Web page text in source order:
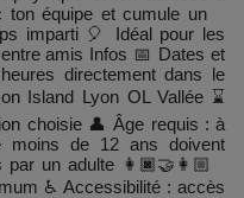
ton équipe et cumule un
imparti 🎈 Idéal pour les
amis Infos 📅 Dates et
directement dans le
Island Lyon OL Vallée ⌛
choisie 👤 Âge requis : à
de 12 ans doivent
par un adulte 👩🏿‍🤝‍👩🏼
♿ Accessibilité : accès